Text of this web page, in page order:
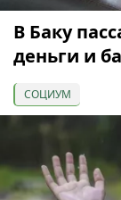
В Баку
деньги и
СОЦИУМ